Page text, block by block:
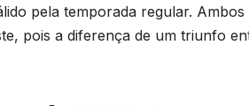
pela temporada regular.
pois a diferença de um triunfo